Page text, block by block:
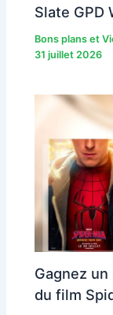
Slate GPD
Bons plans et
31 juillet 2026
Gagnez
du film